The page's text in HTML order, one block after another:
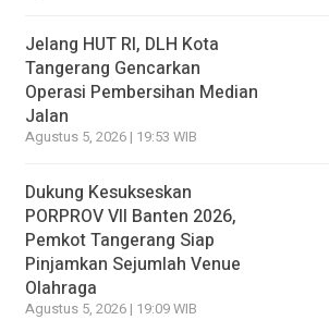
Jelang HUT RI, DLH Kota
Tangerang Gencarkan
Operasi Pembersihan Median
Jalan
Agustus 5, 2026 | 19:53 WIB
Dukung Kesukseskan
PORPROV VII Banten 2026,
Pemkot Tangerang Siap
Pinjamkan Sejumlah Venue
Olahraga
Agustus 5, 2026 | 19:09 WIB